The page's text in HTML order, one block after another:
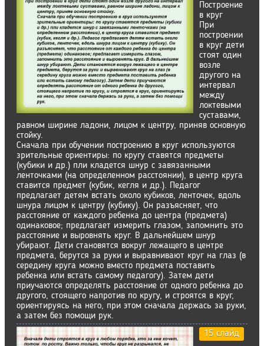
Построение
в круг
При
построении
в круг дети
стоят один
возле
другого на
интервал
между
локтевыми
суставами,
равном ширине ладони, лицом к центру, приняв основную
стойку.
Сначала при обучении построению в круг используются
зрительные ориентиры: по кругу ставятся предметы
(кубики и др.) пли кладется шнур с завязанными
ленточками (на определенном расстоянии), в центр круга
ставится предмет (кубик, кегля и др.). Педагог
предлагает детям встать около кубиков, ленточек, вдоль
шнура лицом к центру (кубику). Он разъясняет, что
расстояние от каждого ребенка до центра (предмета)
одинаковое; предлагает измерить глазом, запомнить это
расстояние и выровнять круг. В дальнейшем шнур
убирают. Дети становятся вокруг лежащего в центре
предмета, берутся за руки и выравнивают круг на глаз (в
середину круга можно вместо предмета поставить
ребенка или встать самому педагогу). Затем дети
приучаются определять расстояние от одного ребенка до
другого, стоящего напротив по кругу, и строятся в круг,
ориентируясь на него, при этом сначала держась за руки,
а затем без помощи рук.
15 слайд